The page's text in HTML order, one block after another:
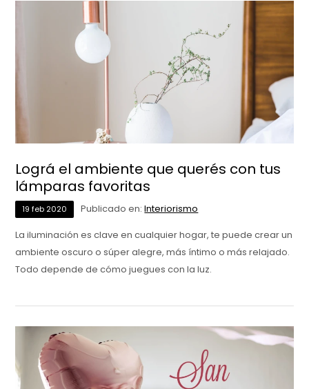
Lográ el ambiente que querés con tus
lámparas favoritas
19 feb 2020 Publicado en:Interiorismo
La iluminación es clave en cualquier hogar, te puede crear un
ambiente oscuro o súper alegre, más íntimo o más relajado.
Todo depende de cómo juegues con la luz.